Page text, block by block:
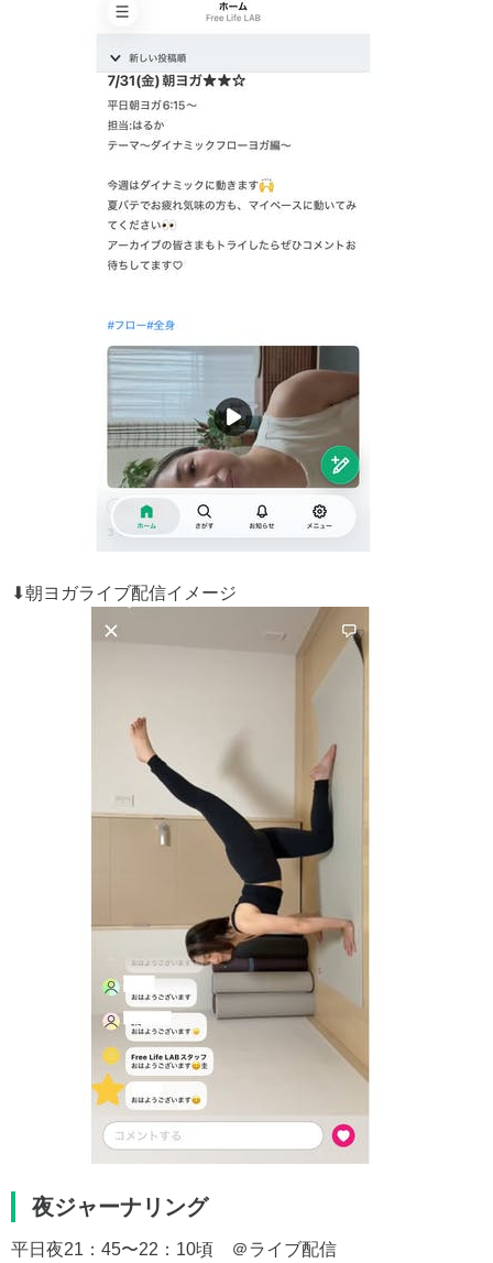
⬇︎朝ヨガライブ配信イメージ
夜ジャーナリング
平日夜21：45〜22：10頃 ＠ライブ配信